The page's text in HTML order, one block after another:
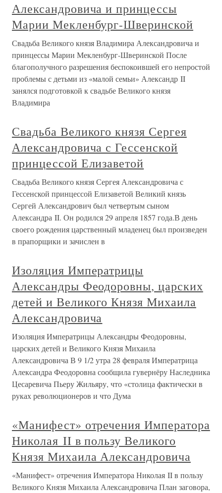
Александровича и принцессы
Марии Мекленбург-Шверинской
Свадьба Великого князя Владимира Александровича и
принцессы Марии Мекленбург-Шверинской После
благополучного разрешения беспокоившей его непростой
проблемы с детьми из «малой семьи» Александр II
занялся подготовкой к свадьбе Великого князя
Владимира
Свадьба Великого князя Сергея
Александровича с Гессенской
принцессой Елизаветой
Свадьба Великого князя Сергея Александровича с
Гессенской принцессой Елизаветой Великий князь
Сергей Александрович был четвертым сыном
Александра II. Он родился 29 апреля 1857 года.В день
своего рождения царственный младенец был произведен
в прапорщики и зачислен в
Изоляция Императрицы
Александры Феодоровны, царских
детей и Великого Князя Михаила
Александровича
Изоляция Императрицы Александры Феодоровны,
царских детей и Великого Князя Михаила
Александровича В 9 1/2 утра 28 февраля Императрица
Александра Феодоровна сообщила гувернёру Наследника
Цесаревича Пьеру Жильяру, что «столица фактически в
руках революционеров и что Дума
«Манифест» отречения Императора
Николая II в пользу Великого
Князя Михаила Александровича
«Манифест» отречения Императора Николая II в пользу
Великого Князя Михаила Александровича План заговора,